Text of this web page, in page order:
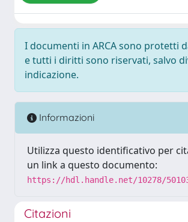
I documenti in ARCA sono protetti
e tutti i diritti sono riservati, salvo
indicazione.
Informazioni
Utilizza questo identificativo per
un link a questo documento:
https://hdl.handle.net/10278/
Citazioni